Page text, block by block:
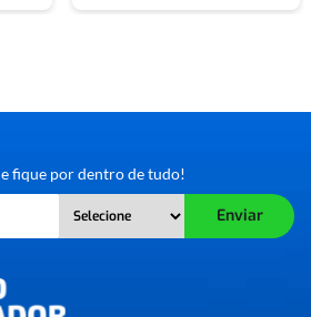
e fique por dentro de tudo!
Enviar